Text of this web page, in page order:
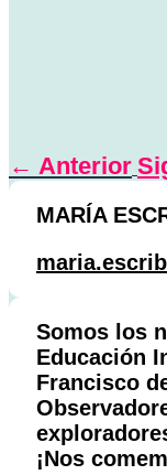
← Anterior
MARÍA
Somos los
Educación
Francisco
¡Nos